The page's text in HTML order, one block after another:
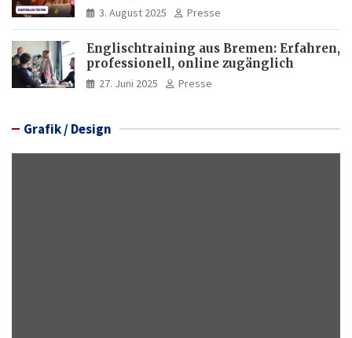
3. August 2025 Presse
Englischtraining aus Bremen: Erfahren,
professionell, online zugänglich
27. Juni 2025 Presse
Grafik / Design